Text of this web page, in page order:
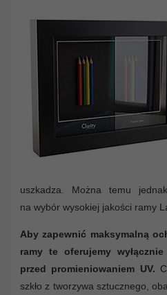
uszkadza. Można temu
na wybór wysokiej jakości ramy
Aby zapewnić maksymalną
ramy te oferujemy
przed promieniowaniem UV.
szkło z tworzywa sztucznego,